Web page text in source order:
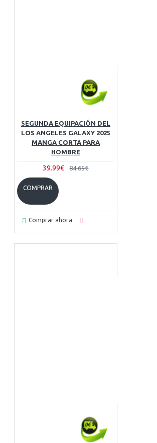
SEGUNDA EQUIPACIÓN DEL
LOS ANGELES GALAXY 2025
MANGA CORTA PARA
HOMBRE
39.99€ 84.65€
COMPRAR
Comprar ahora